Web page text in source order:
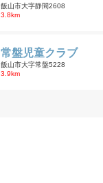
飯山市大字静間2608
3.8km
常盤児童クラブ
飯山市大字常盤5228
3.9km